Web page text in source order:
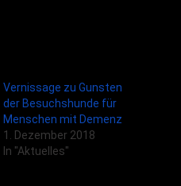
Vernissage zu Gunsten
der Besuchshunde für
Menschen mit Demenz
1. Dezember 2018
In "Aktuelles"